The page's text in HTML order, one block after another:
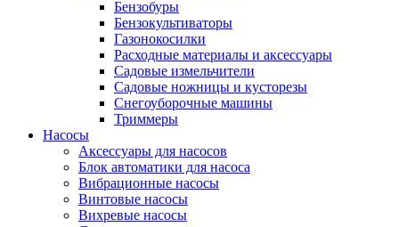
Бензобуры
Бензокультиваторы
Газонокосилки
Расходные материалы и аксессуары
Садовые измельчители
Садовые ножницы и кусторезы
Снегоуборочные машины
Триммеры
Насосы
Аксессуары для насосов
Блок автоматики для насоса
Вибрационные насосы
Винтовые насосы
Вихревые насосы